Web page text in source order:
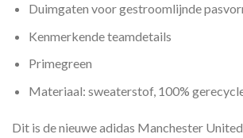
Duimgaten voor gestroomlijnde
Kenmerkende teamdetails
Primegreen
Materiaal: sweaterstof, 100%
Dit is de nieuwe adidas Manchester